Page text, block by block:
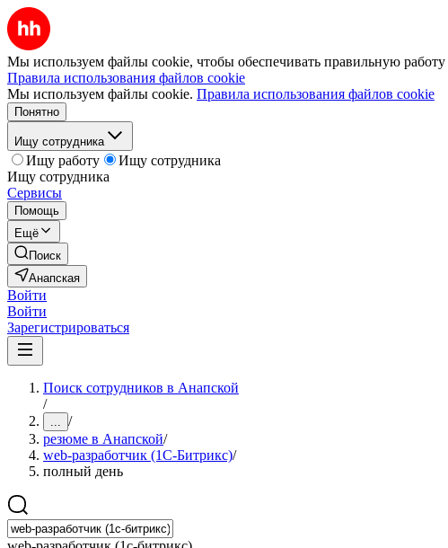
Мы используем файлы cookie, чтобы обеспечивать правильную работу
Правила использования файлов cookie
Мы используем файлы cookie. Правила использования файлов cookie
Понятно
Ищу сотрудника
Ищу работу
Ищу сотрудника
Ищу сотрудника
Сервисы
Помощь
Ещё
Поиск
Анапская
Войти
Войти
Зарегистрироваться
Поиск сотрудников в Анапской
/
... /
резюме в Анапской/
web-разработчик (1С-Битрикс)/
полный день